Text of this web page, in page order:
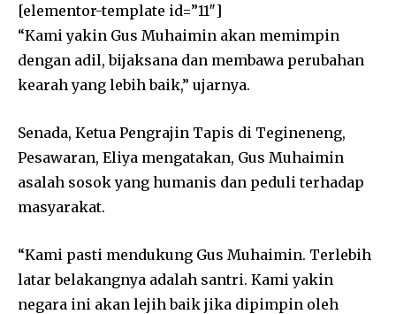
[elementor-template id=”11″]
“Kami yakin Gus Muhaimin akan memimpin
dengan adil, bijaksana dan membawa perubahan
kearah yang lebih baik,” ujarnya.
Senada, Ketua Pengrajin Tapis di Tegineneng,
Pesawaran, Eliya mengatakan, Gus Muhaimin
asalah sosok yang humanis dan peduli terhadap
masyarakat.
“Kami pasti mendukung Gus Muhaimin. Terlebih
latar belakangnya adalah santri. Kami yakin
negara ini akan lejih baik jika dipimpin oleh